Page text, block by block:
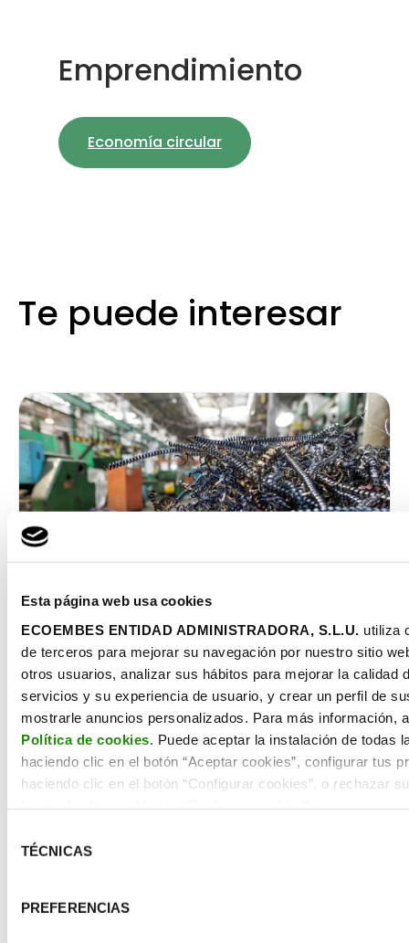
Esta página web usa cookies
ECOEMBES ENTIDAD ADMINISTRADORA, S.L.U.
utiliza
de terceros para mejorar su navegación por nuestro sitio
otros usuarios, analizar sus hábitos para mejorar la calidad
servicios y su experiencia de usuario, y crear un perfil de
mostrarle anuncios personalizados. Para más información,
Política de cookies . Puede aceptar la instalación de todas
haciendo clic en el botón “Aceptar cookies”, configurar tus
haciendo clic en el botón “Configurar cookies”, o rechazar
TÉCNICAS
PREFERENCIAS
Emprendimiento
Economía circular
Te puede interesar
Simbiosis industrial: qué es y cómo
identificar oportunidades en tu sector
EMPRENDIMIENTO
La simbiosis industrial consiste en una estrategia
empresarial donde los residuos, subproductos o
Leer más